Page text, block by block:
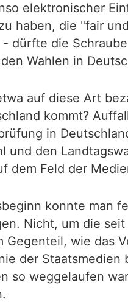
elektronischer
haben, die "fair
- dürfte die
Wahlen in
auf diese Art
kommt?
in
und den
dem Feld der
konnte man
Nicht, um die
Gegenteil, wie das
der
so weggelaufen